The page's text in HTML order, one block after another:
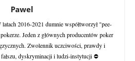
Pawel
2016-2021 dumnie współtworzył "pee-
Jeden z głównych producentów poker
Zwolennik uczciwości, prawdy i
dyskryminacji i ludzi-instytucji ⛔